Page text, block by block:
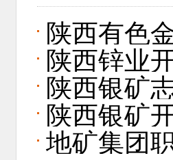
展“金秋助
陕西有色
办“金秋助
陕西锌业
陕西银矿
陕西银矿
愿服务活
地矿集团